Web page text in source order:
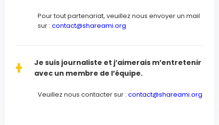
Pour tout partenariat, veuillez nous envoyer un mail
sur :contact@shareami.org
Je suis journaliste et j’aimerais m’entretenir
avec un membre de l’équipe.
Veuillez nous contacter sur :contact@shareami.org